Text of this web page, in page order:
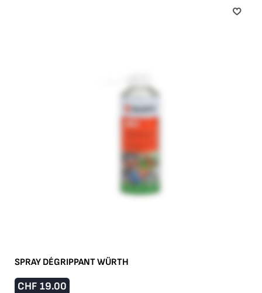
SPRAY DÉGRIPPANT WÜRTH
CHF 19.00